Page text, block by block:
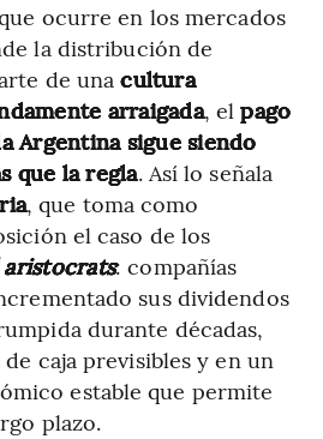
ocurre en los mercados
la distribución de
de unacultura
arraigada, elpago
Argentina sigue siendo
que la regla. Así lo señala
, que toma como
el caso de los
: compañías
sus dividendos
durante décadas,
caja previsibles y en un
estable que permite
plazo.